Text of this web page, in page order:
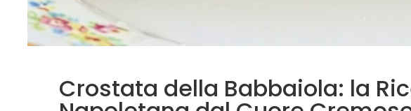
Crostata della Babbaiola: la